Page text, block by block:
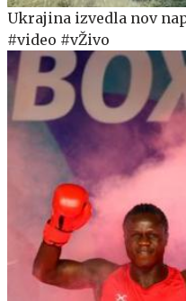
Ukrajina izvedla nov
#video #vŽivo